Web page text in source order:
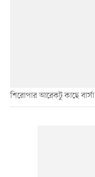
শিরোপার আরেকটু কাছে বার্সা